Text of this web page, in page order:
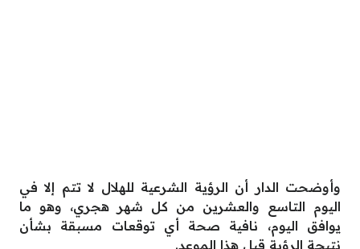
وأوضحت الدار أن الرؤية الشرعية للهلال لا تتم إلا في
اليوم التاسع والعشرين من كل شهر هجري، وهو ما
يوافق اليوم، نافية صحة أي توقعات مسبقة بشأن
نتيجة الرؤية قبل هذا الموعد.